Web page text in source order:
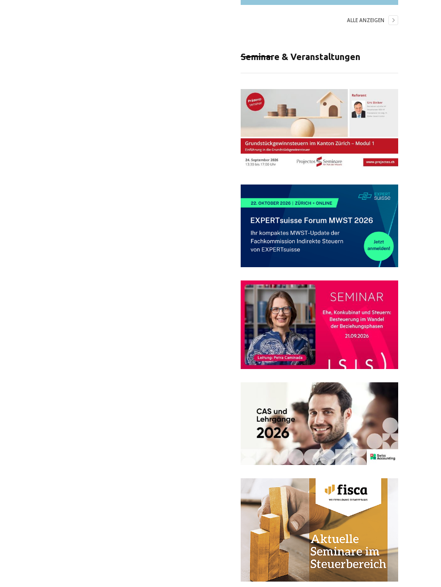
ALLE ANZEIGEN
Seminare & Veranstaltungen